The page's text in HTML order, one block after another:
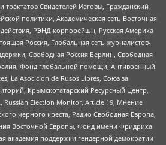
Свидетелей Иеговы, Гражданский
политики, Академическая сеть Восточная
РЭНД корпорейшн, Русская Америка
Россия, Глобальная сеть журналистов-
Свободная Россия Берлин, Свободная
Фонд глобальной помощи, Антивоенный
La Asocicion de Rusos Libres, Союз за
Крымскотатарский Ресурсный Центр,
Russian Election Monitor, Article 19, Мнение
черного креста, Радио Свободная Европа,
Восточной Европы, Фонд имени Фридриха
академия поддержки гендерной демократии